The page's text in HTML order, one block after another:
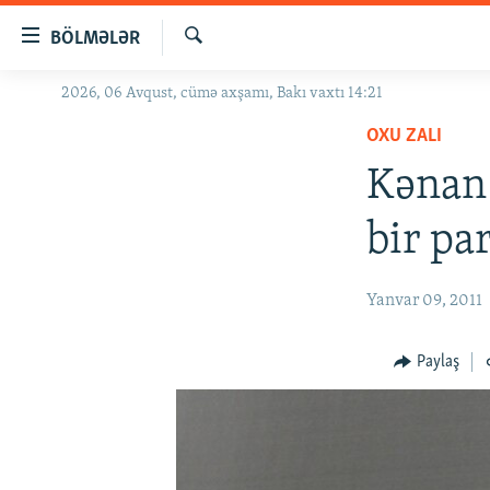
BÖLMƏLƏR
GÜNDƏM
Axtar
2026, 06 Avqust, cümə axşamı, Bakı vaxtı 14:21
OXU ZALI
bir
Yanvar 09, 2011
Paylaş